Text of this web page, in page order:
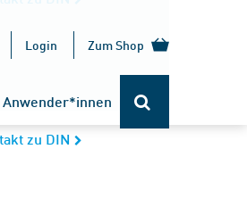
Login Zum Shop
zu DIN